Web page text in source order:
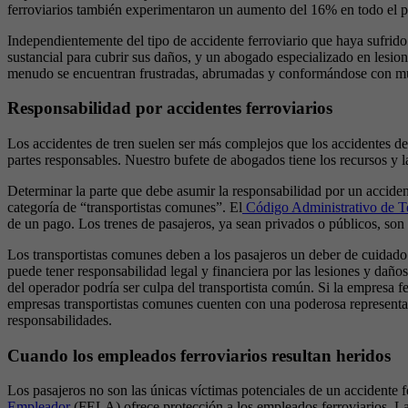
ferroviarios también experimentaron un aumento del 16% en todo el
Independientemente del tipo de accidente ferroviario que haya
sustancial para cubrir sus daños, y un abogado especializado en
menudo se encuentran frustradas, abrumadas y conformándose con
Responsabilidad por accidentes ferroviarios
Los accidentes de tren suelen ser más complejos que los accidentes
partes responsables. Nuestro bufete de abogados tiene los recursos
Determinar la parte que debe asumir la responsabilidad por un
categoría de “transportistas comunes”. El Código Administrativo de
de un pago. Los trenes de pasajeros, ya sean privados o públicos,
Los transportistas comunes deben a los pasajeros un deber de
puede tener responsabilidad legal y financiera por las lesiones y
del operador podría ser culpa del transportista común. Si la empresa
empresas transportistas comunes cuenten con una poderosa
responsabilidades.
Cuando los empleados ferroviarios resultan heridos
Los pasajeros no son las únicas víctimas potenciales de un